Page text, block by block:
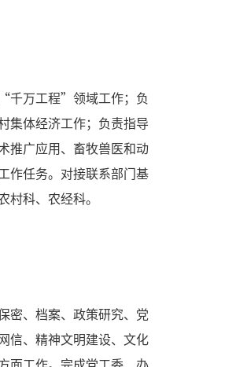
千万工程”领域工作；负
集体经济工作；负责指导
推广应用、畜牧兽医和动
作任务。对接联系部门基
科、农经科。
密、档案、政策研究、党
信、精神文明建设、文化